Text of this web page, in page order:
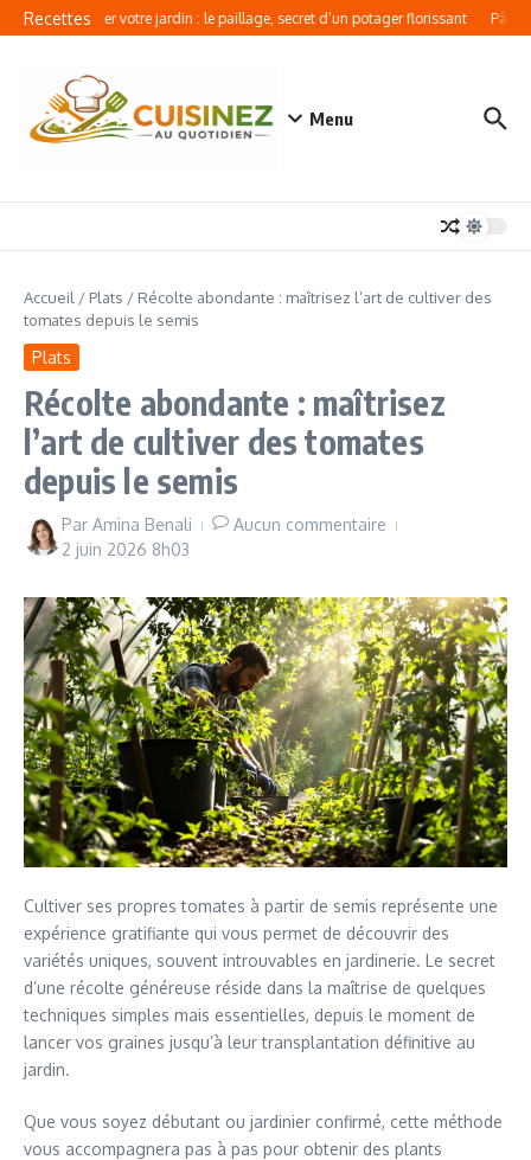
Aller au contenu
Recettes
Révolutionner votre jardin : le paillage, secret d’un potager florissant Pâtes
Menu
Accueil / Plats / Récolte abondante : maîtrisez l’art de cultiver des
tomates depuis le semis
Plats
Récolte abondante : maîtrisez
l’art de cultiver des tomates
depuis le semis
Par Amina Benali
Aucun commentaire
2 juin 2026 8h03
Cultiver ses propres tomates à partir de semis représente une
expérience gratifiante qui vous permet de découvrir des
variétés uniques, souvent introuvables en jardinerie. Le secret
d’une récolte généreuse réside dans la maîtrise de quelques
techniques simples mais essentielles, depuis le moment de
lancer vos graines jusqu’à leur transplantation définitive au
jardin.
Que vous soyez débutant ou jardinier confirmé, cette méthode
vous accompagnera pas à pas pour obtenir des plants